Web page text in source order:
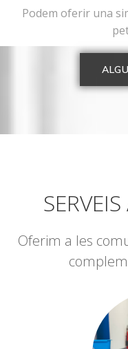
Podem oferir una
Oferim a les